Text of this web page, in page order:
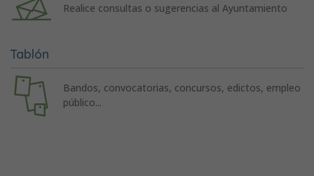
Realice consultas o sugerencias al Ayuntamiento
Tablón
Bandos, convocatorias, concursos, edictos, empleo
público...